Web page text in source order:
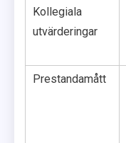
Kollegiala
utvärderingar
Prestandamått